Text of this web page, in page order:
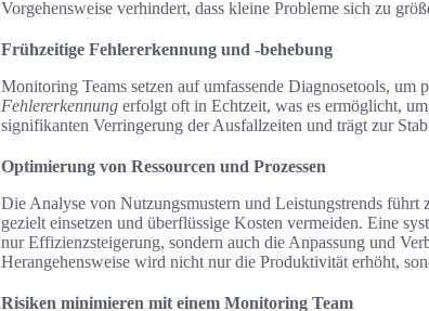
Vorgehensweise verhindert, dass kleine Probleme sich zu
Frühzeitige Fehlererkennung und -behebung
Monitoring Teams setzen auf umfassende Diagnosetools,
Fehlererkennung erfolgt oft in Echtzeit, was es ermöglicht,
signifikanten Verringerung der Ausfallzeiten und trägt zur
Optimierung von Ressourcen und Prozessen
Die Analyse von Nutzungsmustern und Leistungstrends führt
gezielt einsetzen und überflüssige Kosten vermeiden. Eine
nur Effizienzsteigerung, sondern auch die Anpassung und
Herangehensweise wird nicht nur die Produktivität erhöht,
Risiken minimieren mit einem Monitoring Team